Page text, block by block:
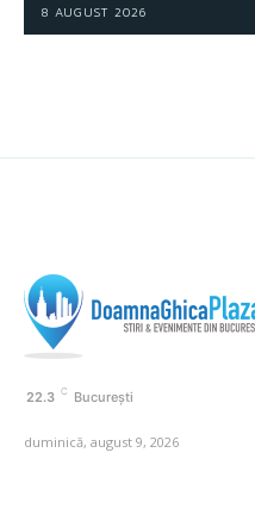
8 AUGUST 2026
22.3 C București
duminică, august 9, 2026